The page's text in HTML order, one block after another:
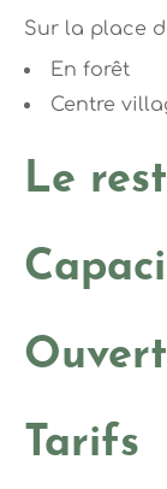
Sur la place
En forêt
Centre
Le
Tarifs